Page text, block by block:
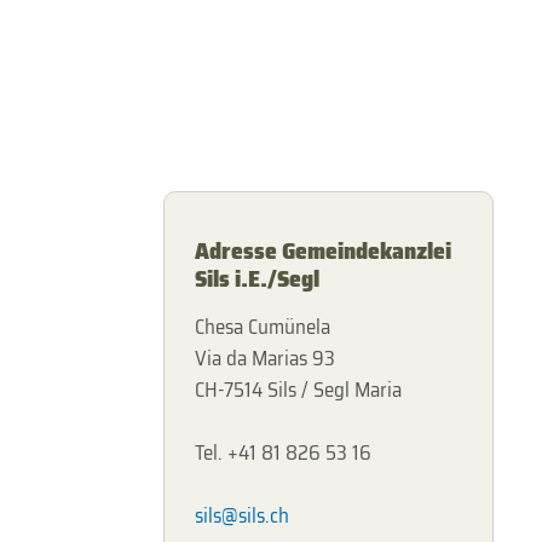
Adresse Gemeindekanzlei
Sils i.E./Segl
Chesa Cumünela
Via da Marias 93
CH-7514 Sils / Segl Maria
Tel. +41 81 826 53 16
sils@sils.ch